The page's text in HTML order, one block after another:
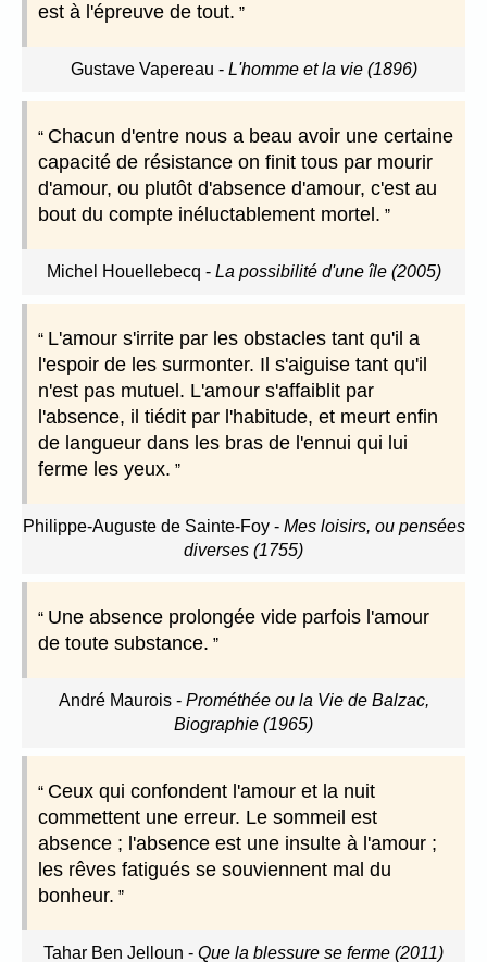
est à l'épreuve de tout.
Gustave Vapereau - L'homme et la vie (1896)
Chacun d'entre nous a beau avoir une certaine
capacité de résistance on finit tous par mourir
d'amour, ou plutôt d'absence d'amour, c'est au
bout du compte inéluctablement mortel.
Michel Houellebecq - La possibilité d'une île (2005)
L'amour s'irrite par les obstacles tant qu'il a
l'espoir de les surmonter. Il s'aiguise tant qu'il
n'est pas mutuel. L'amour s'affaiblit par
l'absence, il tiédit par l'habitude, et meurt enfin
de langueur dans les bras de l'ennui qui lui
ferme les yeux.
Philippe-Auguste de Sainte-Foy- Mes loisirs, ou pensées
diverses (1755)
Une absence prolongée vide parfois l'amour
de toute substance.
André Maurois- Prométhée ou la Vie de Balzac,
Biographie (1965)
Ceux qui confondent l'amour et la nuit
commettent une erreur. Le sommeil est
absence ; l'absence est une insulte à l'amour ;
les rêves fatigués se souviennent mal du
bonheur.
Tahar Ben Jelloun - Que la blessure se ferme (2011)